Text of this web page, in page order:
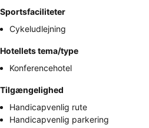
Sportsfaciliteter
Cykeludlejning
Hotellets tema/type
Konferencehotel
Tilgængelighed
Handicapvenlig rute
Handicapvenlig parkering